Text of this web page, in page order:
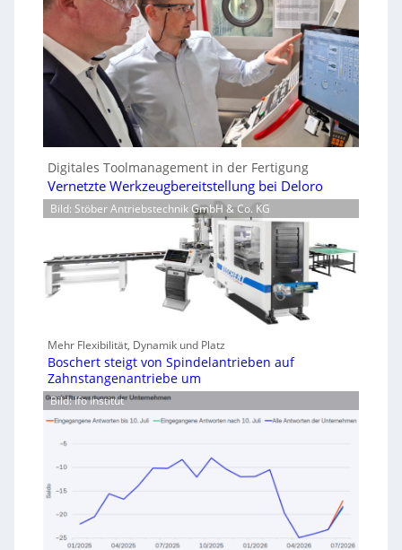
Digitales Toolmanagement in der Fertigung
Vernetzte Werkzeugbereitstellung bei Deloro
Bild: Stöber Antriebstechnik GmbH & Co. KG
Mehr Flexibilität, Dynamik und Platz
Boschert steigt von Spindelantrieben auf
Zahnstangenantriebe um
Bild: Ifo Institut